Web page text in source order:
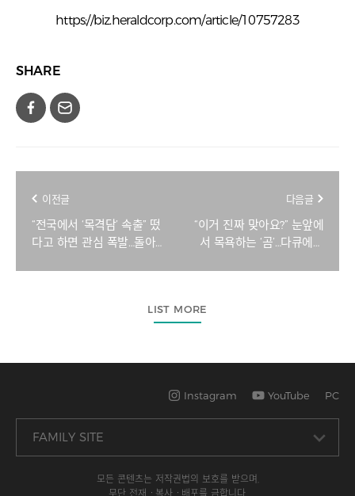
https://biz.heraldcorp.com/article/10757283
SHARE
이전글
“전국에서 ‘목격담’ 속출” 떴
다고 하면 관심 폭발…돌아
다음글
“이거 진짜 맞아요?” 눈앞에
서 목욕하는 ‘곰’…다큐에서
LIST MORE
Instagram YouTube PC
모든 콘텐츠는 저작권법의 보호를 받으며,
무단 전재ㆍ복사ㆍ배포를 금합니다.